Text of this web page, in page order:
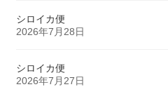
シロイカ便
2026年7月28日
シロイカ便
2026年7月27日